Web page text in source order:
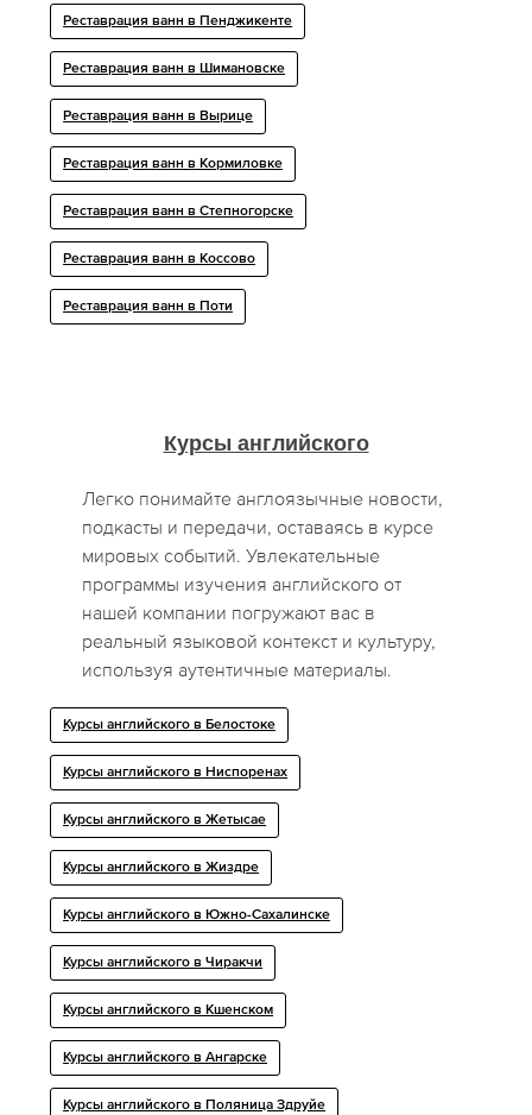
Реставрация ванн в Пенджикенте
Реставрация ванн в Шимановске
Реставрация ванн в Вырице
Реставрация ванн в Кормиловке
Реставрация ванн в Степногорске
Реставрация ванн в Коссово
Реставрация ванн в Поти
Курсы английского
Легко понимайте англоязычные новости,
подкасты и передачи, оставаясь в курсе
мировых событий. Увлекательные
программы изучения английского от
нашей компании погружают вас в
реальный языковой контекст и культуру,
используя аутентичные материалы.
Курсы английского в Белостоке
Курсы английского в Ниспоренах
Курсы английского в Жетысае
Курсы английского в Жиздре
Курсы английского в Южно-Сахалинске
Курсы английского в Чиракчи
Курсы английского в Кшенском
Курсы английского в Ангарске
Курсы английского в Поляница Здруйе